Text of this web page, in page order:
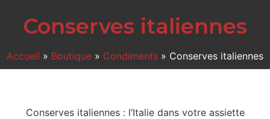
Conserves italiennes
Accueil » Boutique » Condiments » Conserves italiennes
Conserves italiennes : l’Italie dans votre assiette